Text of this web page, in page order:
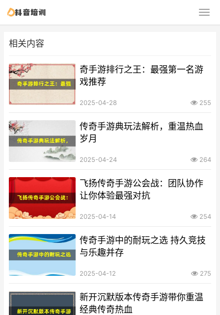
相关内容
奇手游排行之王：最强第一名游
戏推荐
2025-04-28 255
传奇手游典玩法解析，重温热血
岁月
2025-04-24 264
飞扬传奇手游公会战：团队协作
让你体验最强对抗
2025-04-14 254
传奇手游中的耐玩之选 持久竞技
与乐趣并存
2025-04-12 275
新开沉默版本传奇手游带你重温
经典传奇热血